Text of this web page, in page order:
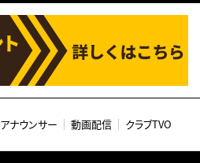
アナウンサー 動画配信 クラブTVO